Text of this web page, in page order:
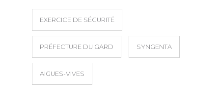
EXERCICE DE SÉCURITÉ
PRÉFECTURE DU GARD SYNGENTA
AIGUES-VIVES